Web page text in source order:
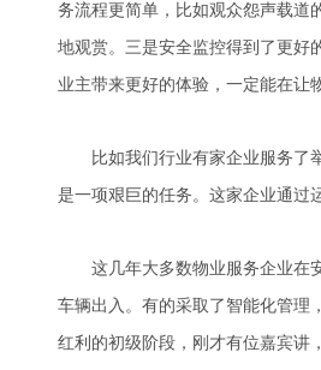
务流程更简单，比如观众怨声载道
地观赏。三是安全监控得到了更好
业主带来更好的体验，一定能在让
比如我们行业有家企业服务了举
是一项艰巨的任务。这家企业通过
这几年大多数物业服务企业在安
车辆出入。有的采取了智能化管理
红利的初级阶段，刚才有位嘉宾讲